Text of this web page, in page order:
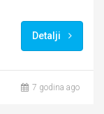
Detalji
7 godina ago